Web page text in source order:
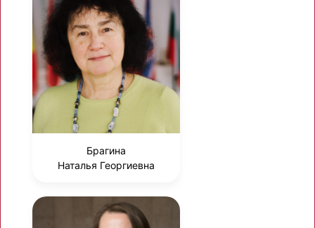
Брагина
Наталья Георгиевна